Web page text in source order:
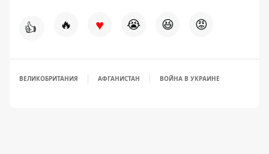
👍 🔥 ♥ 😭 😆 😡
ВЕЛИКОБРИТАНИЯ АФГАНИСТАН ВОЙНА В УКРАИНЕ